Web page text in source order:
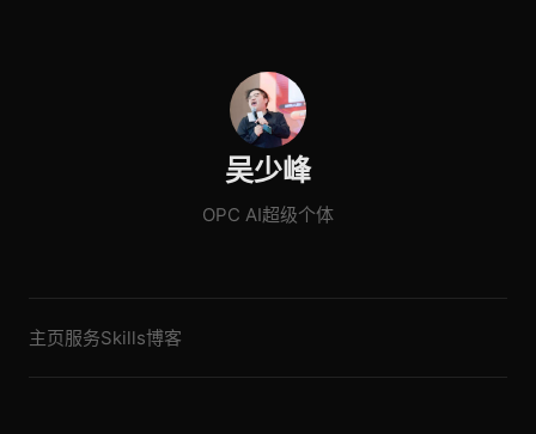
吴少峰
OPC AI超级个体
主页服务Skills博客